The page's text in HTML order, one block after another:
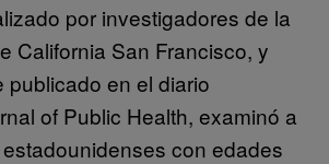
por investigadores de la
California San Francisco, y
publicado en el diario
of Public Health, examinó a
con edades